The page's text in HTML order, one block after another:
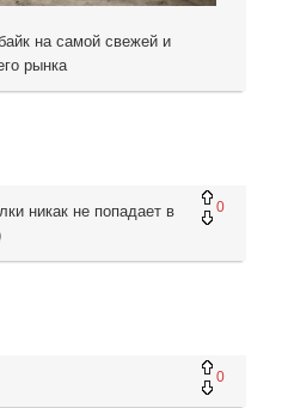
на самой свежей и
рынка
0
никак не попадает в
0